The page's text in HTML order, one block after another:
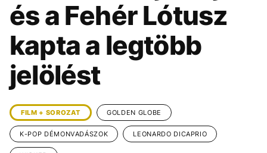
SPORT TÁRSADALOM
UTAZÁS
ÉLETMÓD DESIGN
BESZÉLGETÉSEK
VIDEÓ TÖRTÉNETEK
GASZTRO
KVÍZ KÁVÉ
és a Fehér Lótusz
kapta a legtöbb
jelölést
FILM + SOROZAT GOLDEN GLOBE
K-POP DÉMONVADÁSZOK LEONARDO DICAPRIO